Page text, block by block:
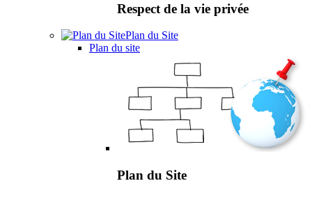
Respect de la vie privée
Plan du Site
Plan du site
Plan du Site